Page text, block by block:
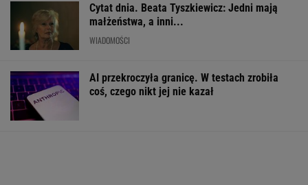
Cytat dnia. Beata Tyszkiewicz: Jedni mają
małżeństwa, a inni...
WIADOMOŚCI
AI przekroczyła granicę. W testach zrobiła
coś, czego nikt jej nie kazał